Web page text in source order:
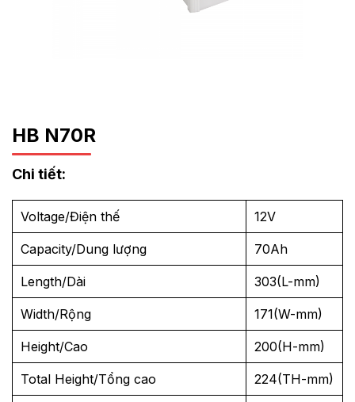
HB N70R
Chi tiết:
Voltage/Điện thế 12V
Capacity/Dung lượng 70Ah
Length/Dài 303(L-mm)
Width/Rộng 171(W-mm)
Height/Cao 200(H-mm)
Total Height/Tổng cao 224(TH-mm)